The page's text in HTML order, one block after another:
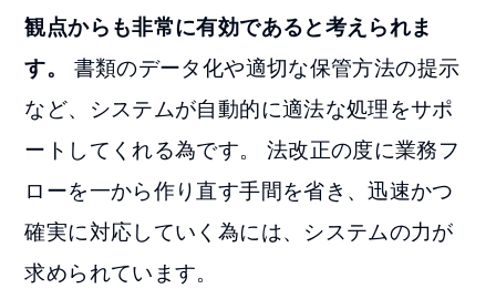
観点からも非常に有効であると考えられま
す。
書類のデータ化や適切な保管方法の提示
など、システムが自動的に適法な処理をサポ
ートしてくれる為です。 法改正の度に業務フ
ローを一から作り直す手間を省き、迅速かつ
確実に対応していく為には、システムの力が
求められています。